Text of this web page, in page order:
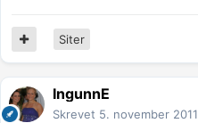
Siter
IngunnE
Skrevet 5. november 2011